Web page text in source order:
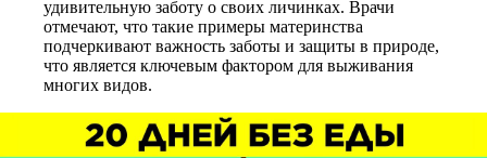
удивительную заботу о своих личинках. Врачи
отмечают, что такие примеры материнства
подчеркивают важность заботы и защиты в природе,
что является ключевым фактором для выживания
многих видов.